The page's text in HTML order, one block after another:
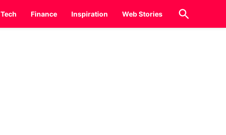
Tech Finance Inspiration Web Stories
Open
Search